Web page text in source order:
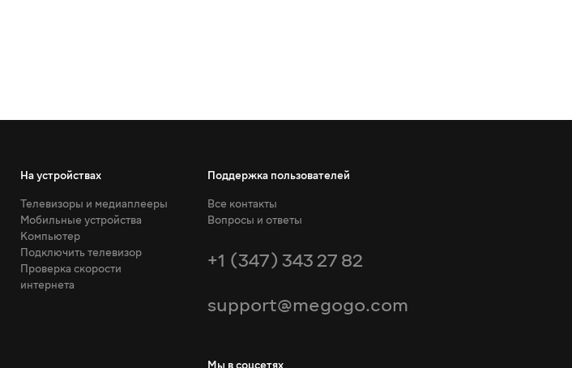
На устройствах
Телевизоры и медиаплееры
Мобильные устройства
Компьютер
Подключить телевизор
Проверка скорости
интернета
Поддержка пользователей
Все контакты
Вопросы и ответы
+1 (347) 343 27 82
support@megogo.com